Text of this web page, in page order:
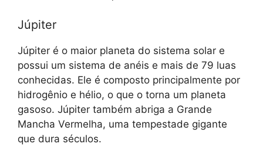
Júpiter
Júpiter é o maior planeta do sistema solar e
possui um sistema de anéis e mais de 79 luas
conhecidas. Ele é composto principalmente por
hidrogênio e hélio, o que o torna um planeta
gasoso. Júpiter também abriga a Grande
Mancha Vermelha, uma tempestade gigante
que dura séculos.